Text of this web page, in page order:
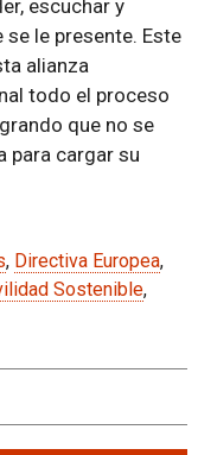
escuchar y
se le presente. Este
alianza
todo el proceso
que no se
para cargar su
, Directiva Europea,
Sostenible,